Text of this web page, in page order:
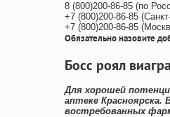
8 (800)200-86-85 (по
+7 (800)200-86-85 (
+7 (800)200-86-85 (
Обязательно назовите
Босс роял
Для хорошей
аптеке
востребованных